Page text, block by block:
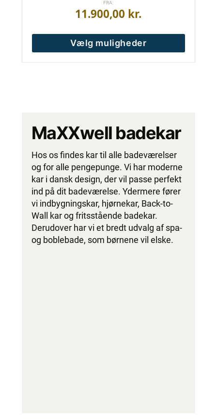
FRA:
11.900,00 kr.
Vælg muligheder
MaXXwell badekar
Hos os findes kar til alle badeværelser
og for alle pengepunge. Vi har moderne
kar i dansk design, der vil passe perfekt
ind på dit badeværelse. Ydermere fører
vi indbygningskar, hjørnekar, Back-to-
Wall kar og fritsstående badekar.
Derudover har vi et bredt udvalg af spa-
og boblebade, som børnene vil elske.